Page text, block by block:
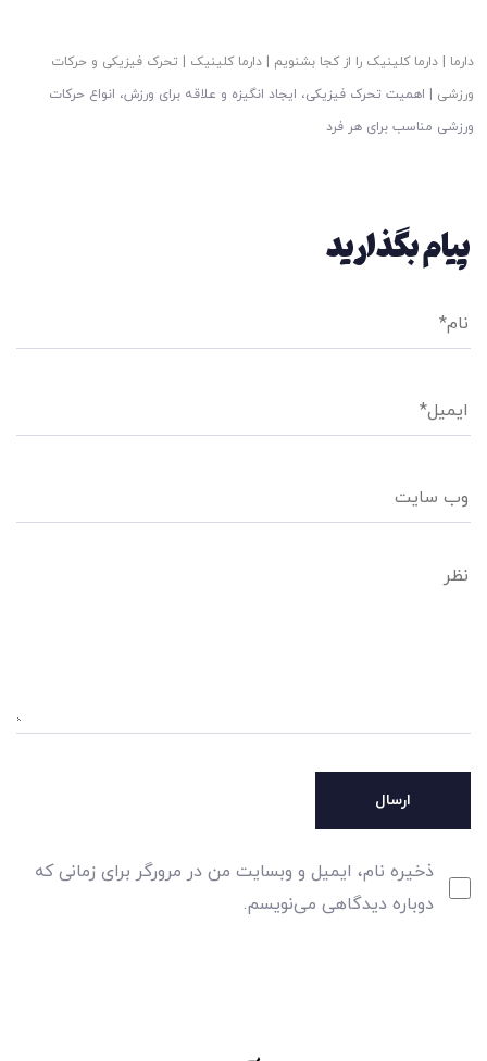
دارما دارما کلینیک را از کجا بشنویم دارما کلینیک
تحرک فیزیکی و حرکات
ورزشی
اهمیت تحرک فیزیکی، ایجاد انگیزه و‌ علاقه برای ورزش، انواع حرکات
ورزشی مناسب برای هر فرد
پیام بگذارید
ذخیره نام، ایمیل و وبسایت من در مرورگر برای زمانی که
دوباره دیدگاهی می‌نویسم.